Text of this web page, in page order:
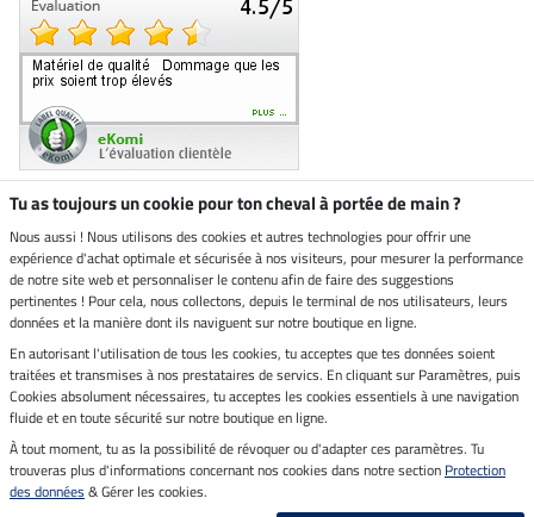
Boutique climatiquement
neutre
Livraison par
Paiement sécurisé
Mentions légales
Tu as toujours un cookie pour ton cheval à portée de main ?
Nous aussi ! Nous utilisons des cookies et autres technologies pour offrir une
expérience d'achat optimale et sécurisée à nos visiteurs, pour mesurer la performance
de notre site web et personnaliser le contenu afin de faire des suggestions
pertinentes ! Pour cela, nous collectons, depuis le terminal de nos utilisateurs, leurs
données et la manière dont ils naviguent sur notre boutique en ligne.
En autorisant l'utilisation de tous les cookies, tu acceptes que tes données soient
traitées et transmises à nos prestataires de servics. En cliquant sur Paramètres, puis
Cookies absolument nécessaires, tu acceptes les cookies essentiels à une navigation
fluide et en toute sécurité sur notre boutique en ligne.
À tout moment, tu as la possibilité de révoquer ou d'adapter ces paramètres. Tu
trouveras plus d'informations concernant nos cookies dans notre section Protection
des données & Gérer les cookies.